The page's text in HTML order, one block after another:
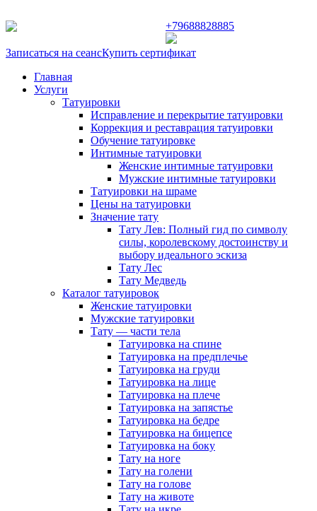
+79688828885
Записаться на сеансКупить сертификат
Главная
Услуги
Татуировки
Исправление и перекрытие татуировки
Коррекция и реставрация татуировки
Обучение татуировке
Интимные татуировки
Женские интимные татуировки
Мужские интимные татуировки
Татуировки на шраме
Цены на татуировки
Значение тату
Тату Лев: Полный гид по символу
силы, королевскому достоинству и
выбору идеального эскиза
Тату Лес
Тату Медведь
Каталог татуировок
Женские татуировки
Мужские татуировки
Тату — части тела
Татуировка на спине
Татуировка на предплечье
Татуировка на груди
Татуировка на лице
Татуировка на плече
Татуировка на запястье
Татуировка на бедре
Татуировка на бицепсе
Татуировка на боку
Тату на ноге
Тату на голени
Тату на голове
Тату на животе